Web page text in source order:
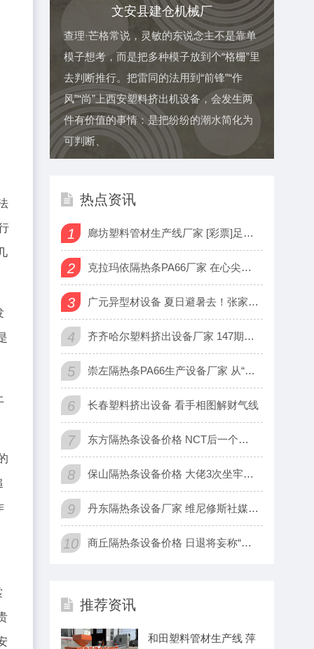
文安县建仓机械厂
查理·芒格常说，灵敏的东说念主不是靠单
模子想考，而是把多种模子放到个“格栅”里
去判断推行。把雷同的法用到“前锋”“作
风”“尚”上西安塑料挤出机设备，会发生两
件有价值的事情：是把纷纷的潮水简化为
可判断、
热点资讯
1 廊坊塑料管材生产线厂家 [彩票]足彩25127期盈亏指数：格
2 克拉玛依隔热条PA66厂家 在心尖，一份爱心编织幸福“保障网
3 广元异型材设备 夏日避暑去！张家界金鞭溪5日游路线，清凉玩法
4 齐齐哈尔塑料挤出设备厂家 147期苏树鹏大乐透预测奖号：和值
5 崇左隔热条PA66生产设备厂家 从“融转型”迈入“生态重构”
6 长春塑料挤出设备 看手相图解财气线
7 东方隔热条设备价格 NCT后一个分队将于2月出道 分队名为N
8 保山隔热条设备价格 大佬3次坐牢坐牢20年，如今被国东谈主众
9 丹东隔热条设备厂家 维尼修斯社媒：愿2026年会是不可思议的
10 商丘隔热条设备价格 日退将妄称“美日台联手作战”，帅化民：美
推荐资讯
和田塑料管材生产线 萍